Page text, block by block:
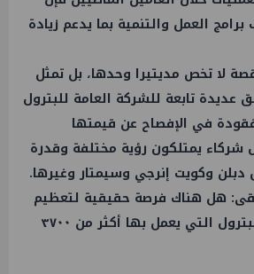
العمل والتنمية بما يدعم زيادة
لا تخص مديتيرا وحدها، بل تمثل
عديدة تابعة للشركة العامة للبترول
في الإفصاح عن قيمتها
شركاء يمتلكون رؤية مختلفة وقدرة
دبلن وكويت إنرجي وسيمتار وغيرها.
هل هناك فرصة حقيقية لتعظيم
دور الشركة العامة للبترول التي يعمل بها أكثر من ٣٧٠٠